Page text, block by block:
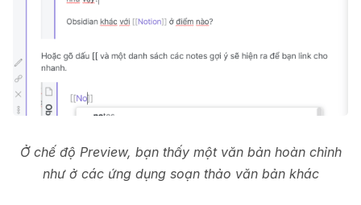
Ở chế độ Preview, bạn thấy một văn bản hoàn chỉnh
như ở các ứng dụng soạn thảo văn bản khác